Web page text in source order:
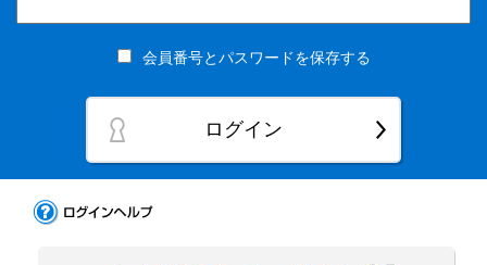
会員番号とパスワードを保存する
ログイン